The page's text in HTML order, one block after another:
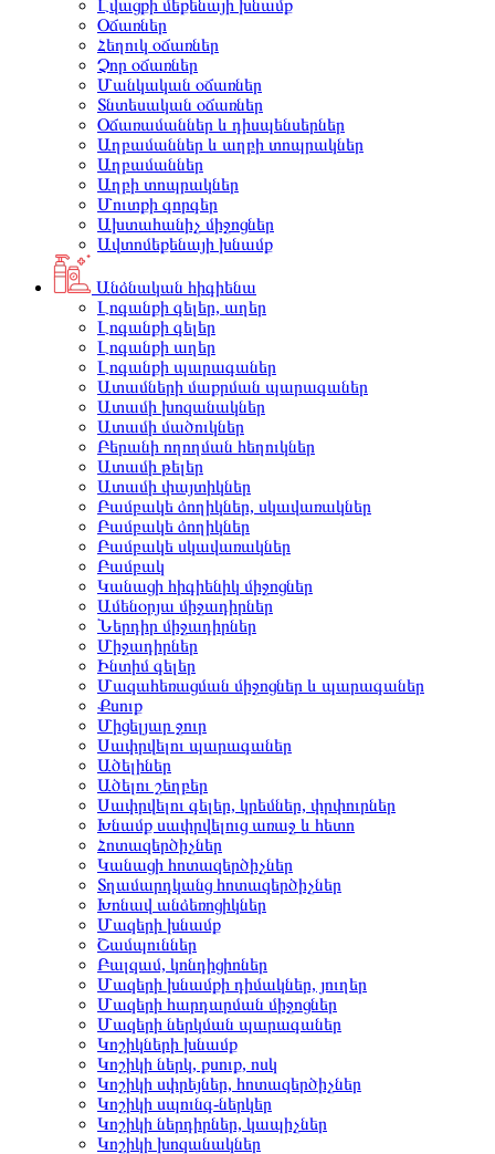
Լվացքի մեքենայի խնամք
Օճառներ
Հեղուկ օճառներ
Չոր օճառներ
Մանկական օճառներ
Տնտեսական օճառներ
Օճառամաններ և դիսպենսերներ
Աղբամաններ և աղբի տոպրակներ
Աղբամաններ
Աղբի տոպրակներ
Մուտքի գորգեր
Ախտահանիչ միջոցներ
Ավտոմեքենայի խնամք
Անձնական հիգիենա
Լոգանքի գելեր, աղեր
Լոգանքի գելեր
Լոգանքի աղեր
Լոգանքի պարագաներ
Ատամների մաքրման պարագաներ
Ատամի խոզանակներ
Ատամի մածուկներ
Բերանի ողողման հեղուկներ
Ատամի թելեր
Ատամի փայտիկներ
Բամբակե ձողիկներ, սկավառակներ
Բամբակե ձողիկներ
Բամբակե սկավառակներ
Բամբակ
Կանացի հիգիենիկ միջոցներ
Ամենօրյա միջադիրներ
Ներդիր միջադիրներ
Միջադիրներ
Ինտիմ գելեր
Մազահեռացման միջոցներ և պարագաներ
Քսուք
Միցելյար ջուր
Սափրվելու պարագաներ
Ածելիներ
Ածելու շեղբեր
Սափրվելու գելեր, կրեմներ, փրփուրներ
Խնամք սափրվելուց առաջ և հետո
Հոտազերծիչներ
Կանացի հոտազերծիչներ
Տղամարդկանց հոտազերծիչներ
Խոնավ անձեռոցիկներ
Մազերի խնամք
Շամպուններ
Բալզամ, կոնդիցիոներ
Մազերի խնամքի դիմակներ, յուղեր
Մազերի հարդարման միջոցներ
Մազերի ներկման պարագաներ
Կոշիկների խնամք
Կոշիկի ներկ, քսուք, ոսկ
Կոշիկի սփրեյներ, հոտազերծիչներ
Կոշիկի սպունգ-ներկեր
Կոշիկի ներդիրներ, կապիչներ
Կոշիկի խոզանակներ